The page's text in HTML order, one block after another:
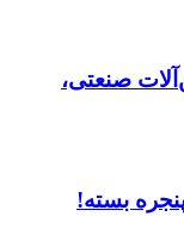
صنعتی،
بسته!